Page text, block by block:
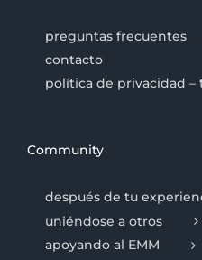
preguntas frecuentes
contacto
política de privacidad
Community
después de tu
uniéndose a otros
apoyando al EMM